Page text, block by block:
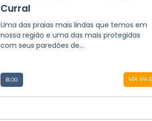
Curral
Uma das praias mais lindas que temos em
nossa região e uma das mais protegidas
com seus paredões de...
VER MAIS
BLOG